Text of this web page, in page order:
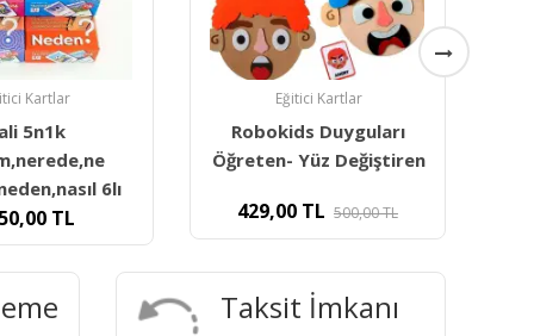
Kartlar
Duyguları
Değiştiren
TL 500,00
Eğitici Kartlar
5n1k Kartları - Neden?
399,90TL 719,86TL
Taksit İmkanı